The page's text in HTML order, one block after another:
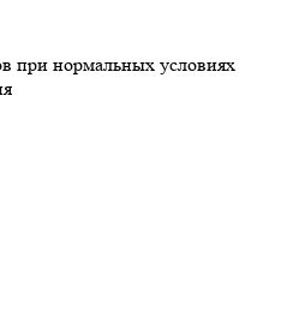
при нормальных условиях